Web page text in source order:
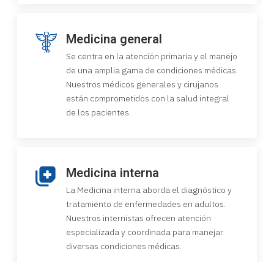
Medicina general
Se centra en la atención primaria y el manejo
de una amplia gama de condiciones médicas.
Nuestros médicos generales y cirujanos
están comprometidos con la salud integral
de los pacientes.
Medicina interna
La Medicina interna aborda el diagnóstico y
tratamiento de enfermedades en adultos.
Nuestros internistas ofrecen atención
especializada y coordinada para manejar
diversas condiciones médicas.